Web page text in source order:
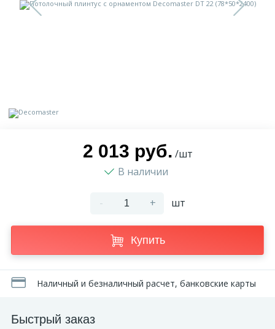
2 013 руб. /шт
В наличии
- + шт
Купить
Наличный и безналичный расчет, банковские карты
Быстрый заказ
Доставка
Сотрудничество